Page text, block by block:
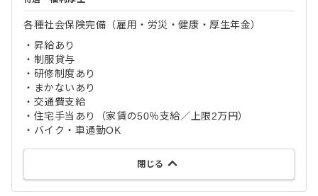
各種社会保険完備（雇用・労災・健康・厚生年金）
・昇給あり
・制服貸与
・研修制度あり
・まかないあり
・交通費支給
・住宅手当あり（家賃の50％支給／上限2万円）
・バイク・車通勤OK
閉じる